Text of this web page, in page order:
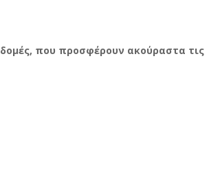
που προσφέρουν ακούραστα τις